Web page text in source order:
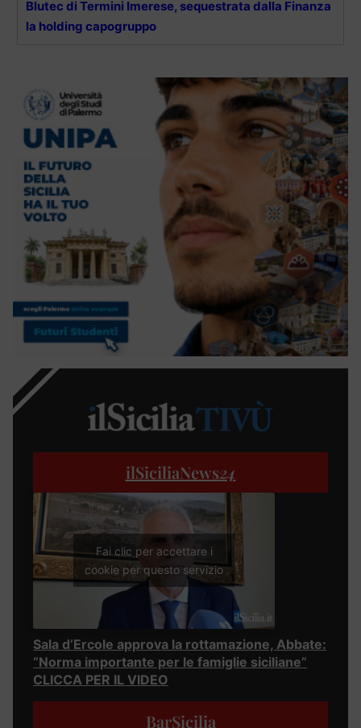
Blutec di Termini Imerese, sequestrata dalla Finanza
la holding capogruppo
ilSiciliaNews24
Fai clic per accettare i
cookie per questo servizio
Sala d’Ercole approva la rottamazione, Abbate:
“Norma importante per le famiglie siciliane”
CLICCA PER IL VIDEO
BarSicilia